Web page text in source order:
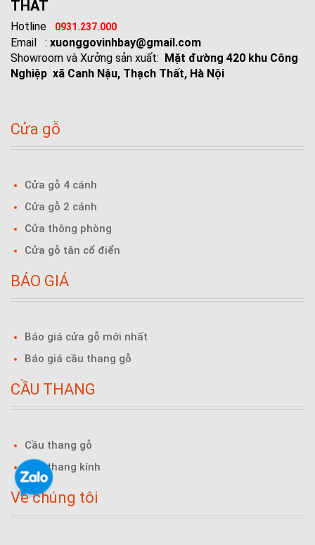
THẤT
Hotline 0931.237.000
Email : xuonggovinhbay@gmail.com
Showroom và Xưởng sản xuất: Mặt đường 420 khu Công
Nghiệp xã Canh Nậu, Thạch Thất, Hà Nội
Cửa gỗ
Cửa gỗ 4 cánh
Cửa gỗ 2 cánh
Cửa thông phòng
Cửa gỗ tân cổ điển
BÁO GIÁ
Báo giá cửa gỗ mới nhất
Báo giá cầu thang gỗ
CẦU THANG
Cầu thang gỗ
Cầu thang kính
Về chúng tôi